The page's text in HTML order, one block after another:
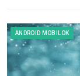
ANDROID MOBILOK